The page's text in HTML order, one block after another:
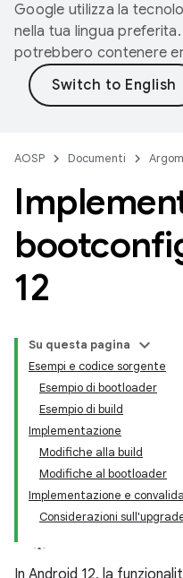
Google utilizza la
nella tua lingua
potrebbero contenere
AOSP Documenti
12
Su questa pagina
Esempi e codice sorgente
Esempio di bootloader
Esempio di build
Implementazione
Modifiche alla build
Modifiche al bootloader
Implementazione e
Considerazioni
In Android 12, la